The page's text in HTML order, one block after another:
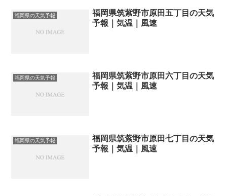
福岡県の天気予報
福岡県筑紫野市原田五丁目の天気
予報｜気温｜風速
福岡県の天気予報
福岡県筑紫野市原田六丁目の天気
予報｜気温｜風速
福岡県の天気予報
福岡県筑紫野市原田七丁目の天気
予報｜気温｜風速